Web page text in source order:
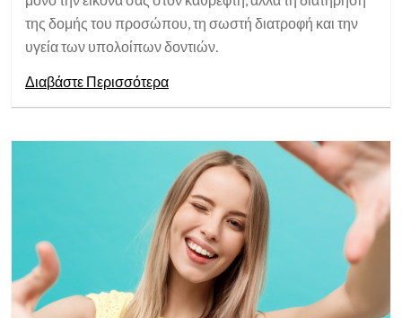
της δομής του προσώπου, τη σωστή διατροφή και την
υγεία των υπολοίπων δοντιών.
Διαβάστε Περισσότερα